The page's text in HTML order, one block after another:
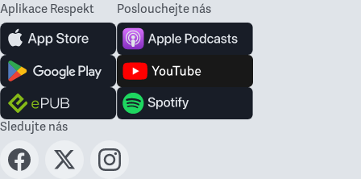
Aplikace Respekt Poslouchejte nás
Sledujte nás